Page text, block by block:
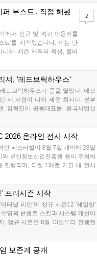
퍼 부스트', 직접 해봤
'에서 신규 및 복귀 이용자를
트'를 시작했습니다. 이는 단
라, 시즌 캐릭터 육성, 올비
진행 등 4단계 과정을 통해
장비와 검은별 무기, 카라
2
셔, '레드브릭하우스'
드브릭하우스가 문을 열었다. 네오
세 사람이 나와 세운 회사다. 본부
김혁진이 공동대표를, 중국사업실
한 달여 만에 위메이드맥스의 전
2026 온라인 전시 시작
인 페스티벌이 8월 7일 개막해 28일
부산정보산업진흥원 등이 주최하
진행되며, 티켓 1매로 기간 내 전시
반 및 루키 부문 등 다양한 인디게
역대 최대 규모로 열려 인디게임
프리시즌 시작
터널 리턴'의 정규 시즌12 '세일링'
영복 콘셉트 스킨과 시스템 개선이
, 정규 시즌은 8월 13일부터 진행된
략 강화를 위한 다중 크로노 스피
보존계 공개